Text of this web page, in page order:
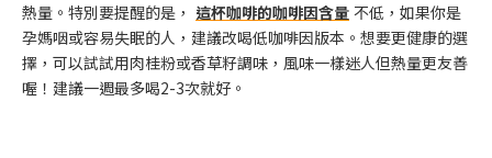
熱量。特別要提醒的是， 這杯咖啡的咖啡因含量 不低，如果你是
孕媽咽或容易失眠的人，建議改喝低咖啡因版本。想要更健康的選
擇，可以試試用肉桂粉或香草籽調味，風味一樣迷人但熱量更友善
喔！建議一週最多喝2-3次就好。